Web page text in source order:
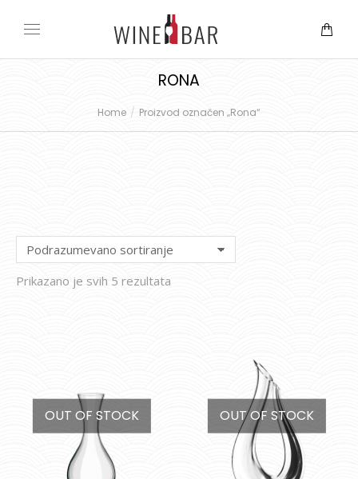
RONA
Home Proizvod označen „Rona“
Prikazano je svih 5 rezultata
OUT OF STOCK OUT OF STOCK